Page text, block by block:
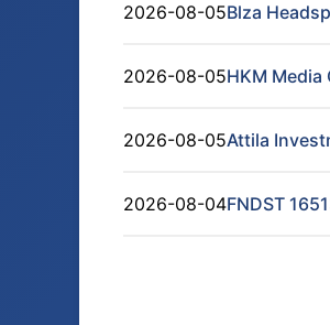
2026-08-05Blza
2026-08-05HKM Media
2026-08-05Attila
2026-08-04FNDST